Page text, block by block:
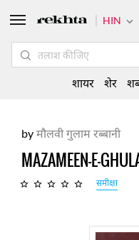
byमौलवी गुलाम रब्बानी
MAZAMEEN-E-
समीक्षा
HIN
शायर शेर